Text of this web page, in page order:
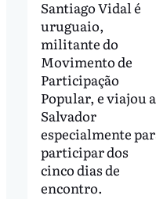
Santiago Vidal é
uruguaio,
militante do
Movimento de
Participação
Popular, e viajou a
Salvador
especialmente
participar dos
cinco dias de
encontro.